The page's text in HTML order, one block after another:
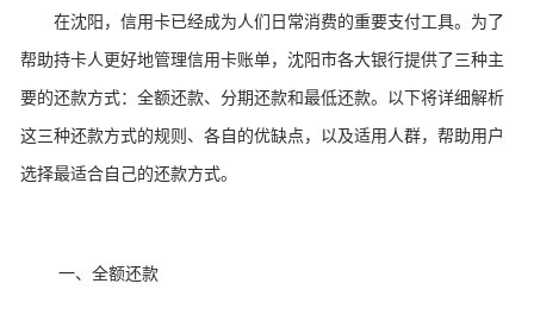
在沈阳，信用卡已经成为人们日常消费的重要支付工具。为了
帮助持卡人更好地管理信用卡账单，沈阳市各大银行提供了三种主
要的还款方式：全额还款、分期还款和最低还款。以下将详细解析
这三种还款方式的规则、各自的优缺点，以及适用人群，帮助用户
选择最适合自己的还款方式。
一、全额还款